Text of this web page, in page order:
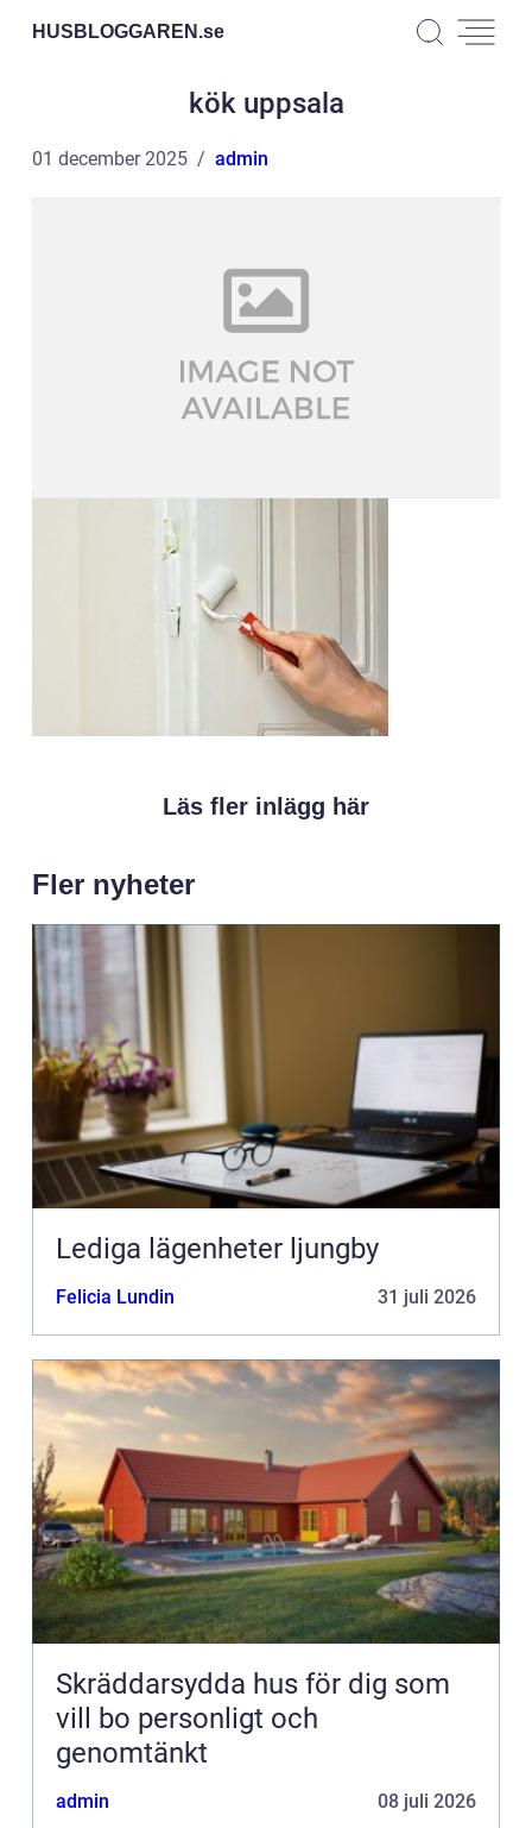
HUSBLOGGAREN.se
kök uppsala
01 december 2025 admin
Läs fler inlägg här
Fler nyheter
Lediga lägenheter ljungby
Felicia Lundin 31 juli 2026
Skräddarsydda hus för dig som
vill bo personligt och
genomtänkt
admin 08 juli 2026